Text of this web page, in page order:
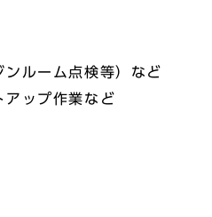
ルーム点検等）など
ップ作業など